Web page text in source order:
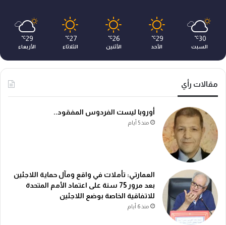
30
℃
السبت
29
℃
الأحد
26
℃
الأثنين
27
℃
الثلاثاء
29
℃
الأربعاء
مقالات رأي
أوروبا ليست الفردوس المفقود..
منذ 5 أيام
العمارتي: تأملات في واقع ومآل حماية اللاجئين
بعد مرور 75 سنة على اعتماد الأمم المتحدة
للاتفاقية الخاصة بوضع اللاجئين
منذ 6 أيام